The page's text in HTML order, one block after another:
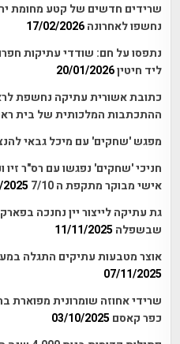
שרידים חדשים של קטע מחומת
נחשפו לאחרונה 17/02/2026
נתפסו על חם: שודדי עתיקות
ליד חיטין20/01/2026
כתובת אשורית עתיקה נחשפת
ההתכתבות המלכותית של בית
מפגש 'שחקים' עם מיכל גבאי
חניכי 'שחקים' נפגשו עם רס"ר זיו
אישי מבוקר מתקפת ה 7/10
גת עתיקה לייצור יין נחנכה
שבשפלה 11/11/2025
אוצר מטבעות עתיקים התגלה
07/11/2025
כפר קאסם 03/10/2025